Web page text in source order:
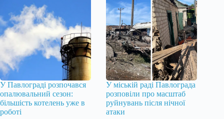
У Павлограді розпочався
опалювальний сезон:
більшість котелень уже в
роботі
У міській раді Павлограда
розповіли про масштаб
руйнувань після нічної
атаки